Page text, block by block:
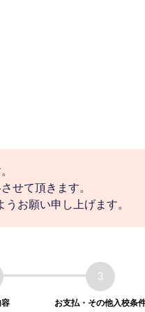
せて頂きます。
お願い申し上げます。
容
3
お支払・その他入校条